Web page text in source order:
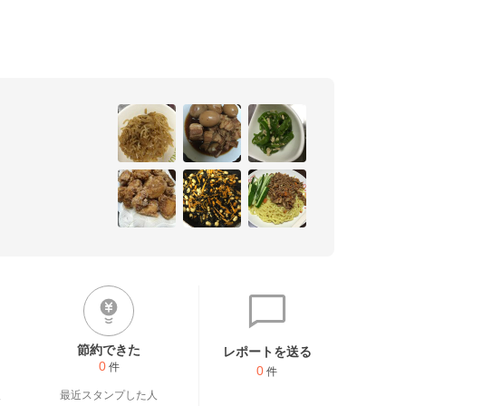
節約できた
0 件
最近スタンプした人
レポートを送る
0 件